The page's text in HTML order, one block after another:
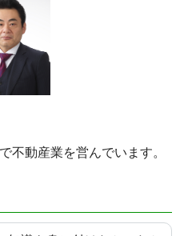
不動産業を営んでいます。